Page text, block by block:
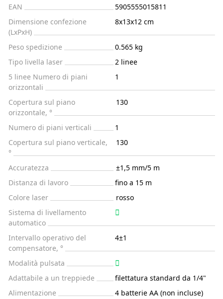
EAN
5905555015811
Dimensione confezione
(LxPxH)
8x13x12 cm
Peso spedizione
0.565 kg
Tipo livella laser
2 linee
5 linee Numero di piani
orizzontali
1
Copertura sul piano
orizzontale, °
130
Numero di piani verticali
1
Copertura sul piano verticale,
°
130
Accuratezza
±1,5 mm/5 m
Distanza di lavoro
fino a 15 m
Colore laser
rosso
Sistema di livellamento
automatico
Intervallo operativo del
compensatore, °
4±1
Modalità pulsata
Adattabile a un treppiede
filettatura standard da 1/4"
Alimentazione
4 batterie AA (non incluse)